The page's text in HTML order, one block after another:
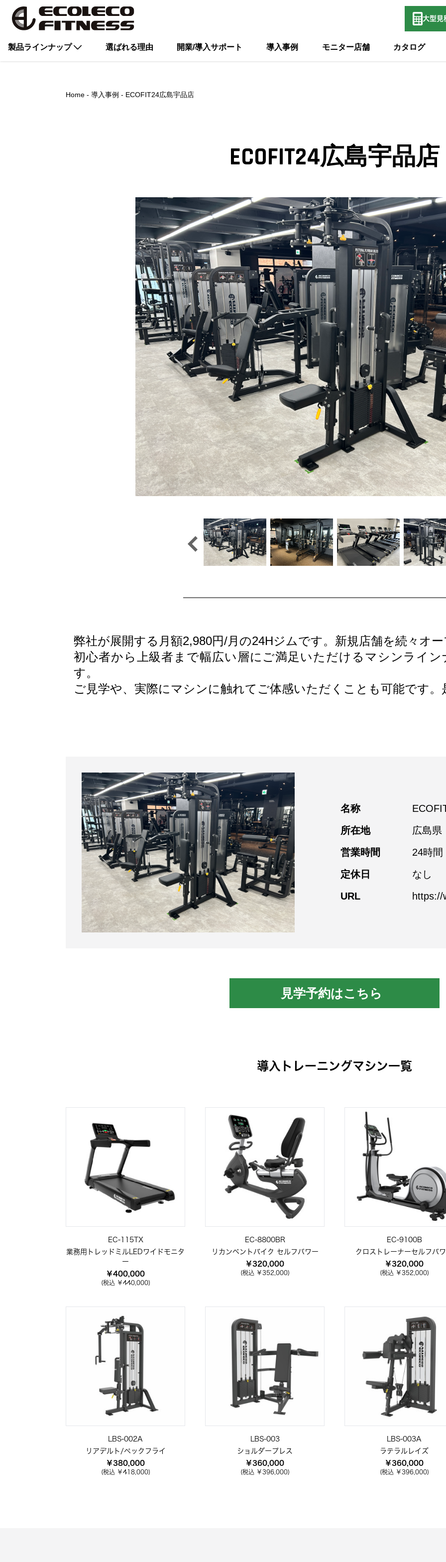
大型 見
製品ラインナップ 選ばれる理由 開業/導入サポート 導入事例 モニター店舗 カタログ
Home 導入事例 ECOFIT24広島宇品店
ECOFIT24広島宇品店
弊社が展開する月額2,980円/月の24Hジムです。新規店舗を続々オー
初心者から上級者まで幅広い層にご満足いただけるマシンライ
す。
ご見学や、実際にマシンに触れてご体感いただくことも可能です。
名称
所在地
広島県
営業時間
24時間
定休日
なし
URL
https://
見学予約はこちら
導入トレーニングマシン一覧
EC-115TX
業務用トレッドミルLEDワイドモニタ
ー
￥400,000
(税込 ￥440,000)
EC-8800BR
リカンベントバイク セルフパワー
￥320,000
(税込 ￥352,000)
EC-9100B
クロストレーナーセルフパ
￥320,000
(税込 ￥352,000)
LBS-002A
リアデルト/ペックフライ
￥380,000
(税込 ￥418,000)
LBS-003
ショルダープレス
￥360,000
(税込 ￥396,000)
LBS-003A
ラテラルレイズ
￥360,000
(税込 ￥396,000)